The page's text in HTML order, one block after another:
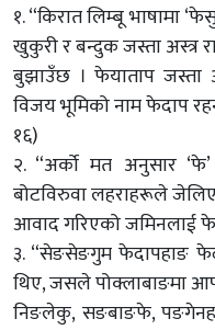
१. “किरात लिम्बू भाषामा
खुकुरी र बन्दुक जस्ता अस्त्र
बुझाउँछ । फेयाताप जस्ता
विजय भूमिको नाम फेदाप
१६)
२. “अर्को मत अनुसार
बोटविरुवा लहराहरूले
आवाद गरिएको जमिनलाई
३. “सेङसेङगुम फेदापहाङ
थिए, जसले पोक्लाबाङमा
निङलेकु, सङबाङफे,